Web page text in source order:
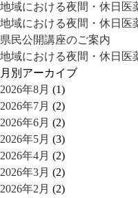
地域における夜間・休日
地域における夜間・休日
県民公開講座のご案内
地域における夜間・休日
月別アーカイブ
2026年8月 (1)
2026年7月 (2)
2026年6月 (2)
2026年5月 (3)
2026年4月 (2)
2026年3月 (2)
2026年2月 (2)